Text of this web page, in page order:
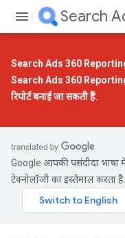
Search
Search Ads 360 Reporting
Search Ads 360
रिपोर्ट बनाई जा सकती हैं.
Google आपकी पसंदीदा
टेक्नोलॉजी का इस्तेमाल करता